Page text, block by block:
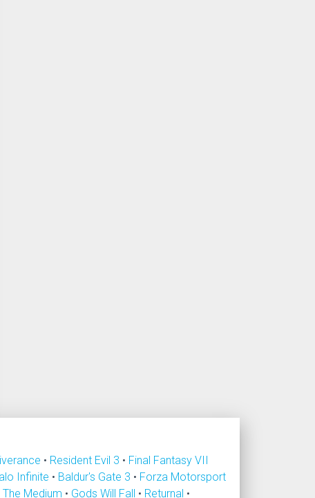
• Resident Evil 3 • Final Fantasy VII
Infinite • Baldur's Gate 3 • Forza Motorsport
The Medium • Gods Will Fall • Returnal •